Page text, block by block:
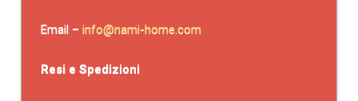
Email – info@nami-home.com
Resi e Spedizioni